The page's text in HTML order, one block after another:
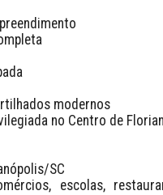
modernos
no Centro de
SC
escolas,